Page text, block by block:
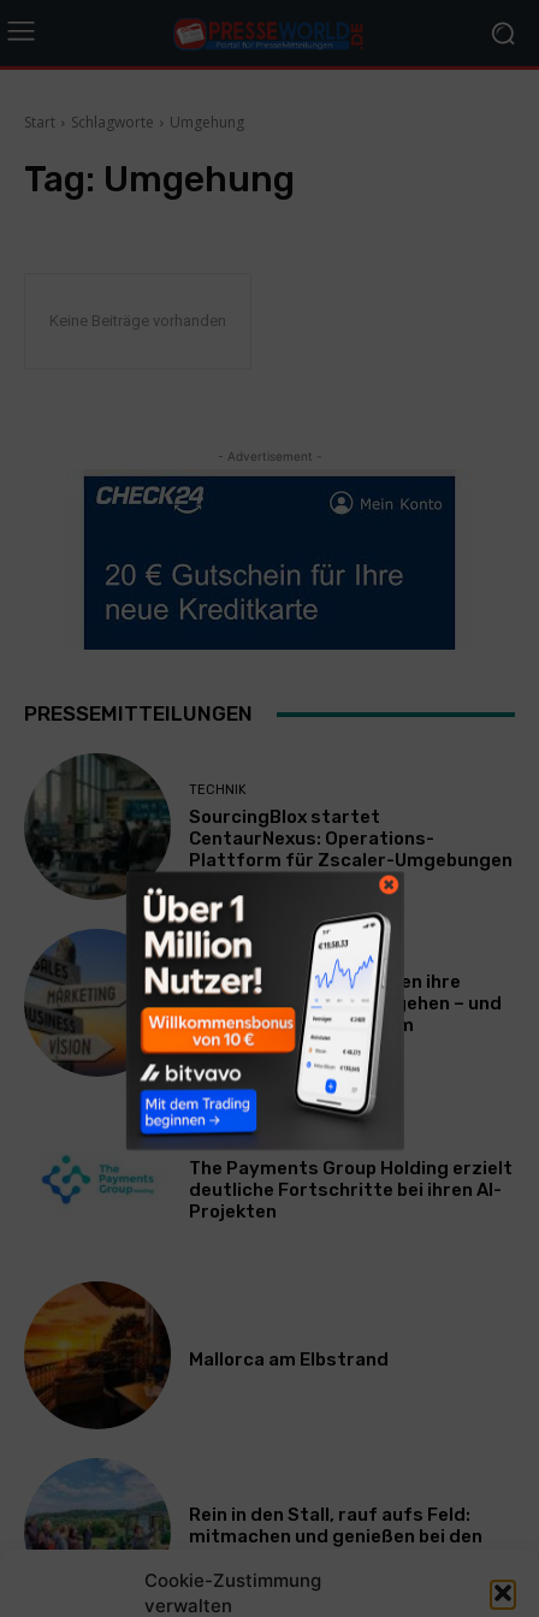
Cookie-Zustimmung
verwalten
Start Schlagworte Umgehung
Tag: Umgehung
Keine Beiträge vorhanden
- Advertisement -
PRESSEMITTEILUNGEN
TECHNIK
SourcingBlox startet
CentaurNexus: Operations-
Plattform für Zscaler-Umgebungen
WERBUNG & MARKETING
Warum viele Unternehmen ihre
Vermarktung falsch angehen – und
warum das ihr Wachstum
ausbremst
WIRTSCHAFT
The Payments Group Holding erzielt
deutliche Fortschritte bei ihren AI-
Projekten
Mallorca am Elbstrand
Rein in den Stall, rauf aufs Feld:
mitmachen und genießen bei den